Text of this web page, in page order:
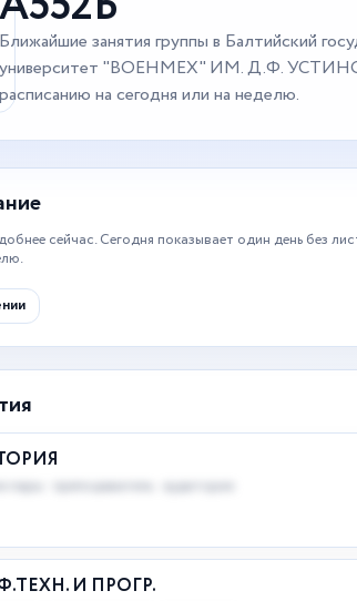
Ближайшие занятия группы в Балтийский
университет "ВОЕНМЕХ" ИМ. Д.Ф.
расписанию на сегодня или на неделю.
сейчас. Сегодня показывает один день без
пары · преподаватель · аудитория
И ПРОГР.